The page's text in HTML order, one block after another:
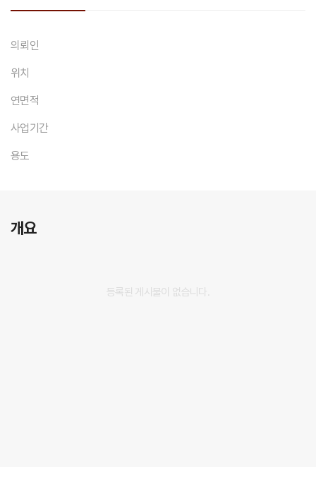
의뢰인
위치
연면적
사업기간
용도
개요
등록된 게시물이 없습니다.